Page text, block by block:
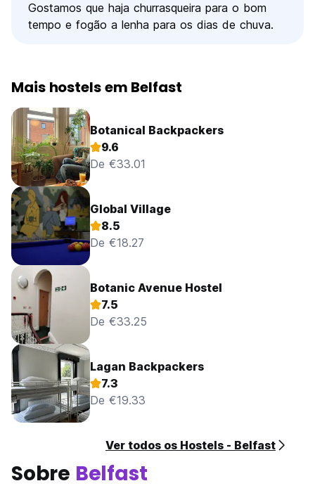
Gostamos que haja churrasqueira para o bom
tempo e fogão a lenha para os dias de chuva.
Mais hostels em Belfast
Botanical Backpackers
9.6
De €33.01
Global Village
8.5
De €18.27
Botanic Avenue Hostel
7.5
De €33.25
Lagan Backpackers
7.3
De €19.33
Ver todos os Hostels - Belfast
Sobre Belfast